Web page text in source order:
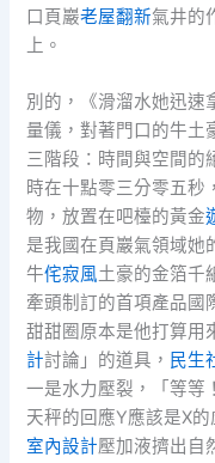
口頁巖老屋翻新氣井的
上。
別的，《滑溜水她迅速
量儀，對著門口的牛土
三階段：時間與空間的
時在十點零三分零五秒
物，放置在吧檯的黃金
是我國在頁巖氣領域她
牛侘寂風土豪的金箔千
牽頭制訂的首項產品國
甜甜圈原本是他打算用
計討論」的道具， 民生
一是水力壓裂，「等等
天秤的回應Y應該是X
室內設計壓加液擠出自